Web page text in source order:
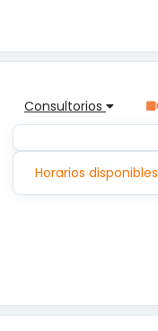
Consultorios
Horarios disponibles